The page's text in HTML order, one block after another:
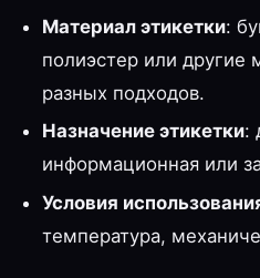
Материал этикетки:
полиэстер или другие
разных подходов.
Назначение этикетки:
информационная или
Условия
температура,